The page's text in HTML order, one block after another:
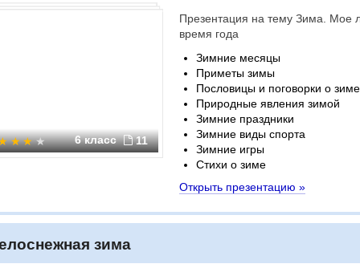
6 класс 11
Презентация на тему Зима. Мое
время года
Зимние месяцы
Приметы зимы
Пословицы и поговорки о зиме
Природные явления зимой
Зимние праздники
Зимние виды спорта
Зимние игры
Стихи о зиме
Открыть презентацию »
зима